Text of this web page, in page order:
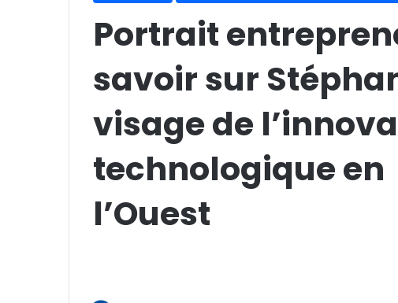
Portrait
savoir sur
visage de
technologique
l’Ouest